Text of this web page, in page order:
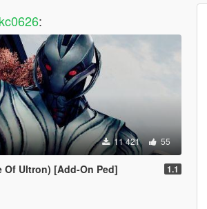
:
11 421 55
Of Ultron) [Add-On Ped] 1.1